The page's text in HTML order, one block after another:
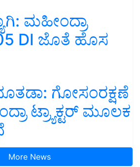
ಮಹೀಂದ್ರಾ
DI ಜೊತೆ ಹೊಸ
ಗೋಸಂರಕ್ಷಣೆ
ಟ್ರ್ಯಾಕ್ಟರ್ ಮೂಲಕ
More News